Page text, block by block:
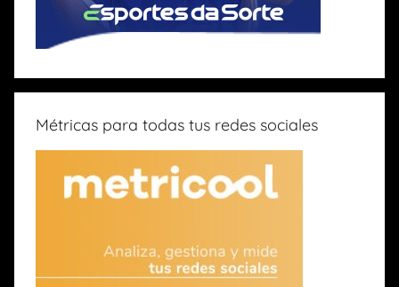
Métricas para todas tus redes sociales